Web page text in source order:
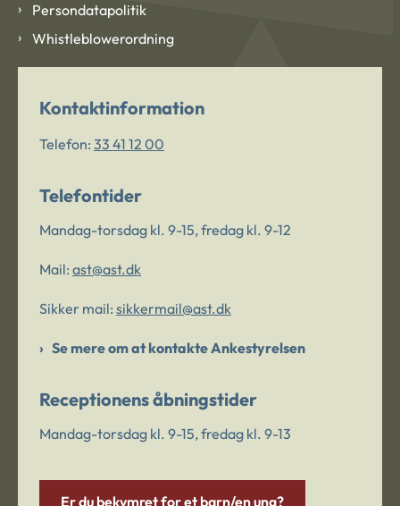
Persondatapolitik
Whistleblowerordning
Kontaktinformation
Telefon: 33 41 12 00
Telefontider
Mandag-torsdag kl. 9-15, fredag kl. 9-12
Mail: ast@ast.dk
Sikker mail: sikkermail@ast.dk
Se mere om at kontakte Ankestyrelsen
Receptionens åbningstider
Mandag-torsdag kl. 9-15, fredag kl. 9-13
Er du bekymret for et barn/en ung?